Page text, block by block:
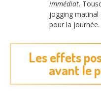
immédiat.
jogging matinal
pour la journée.
Les effets
avant le